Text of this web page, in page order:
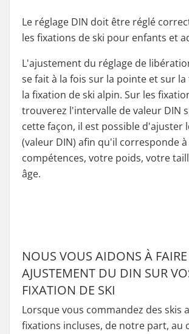
Le réglage DIN doit être réglé
les fixations de ski pour enfants et
L'ajustement du réglage de
se fait à la fois sur la pointe et sur
la fixation de ski alpin. Sur les
trouverez l'intervalle de valeur DIN
cette façon, il est possible d'ajuster
(valeur DIN) afin qu'il corresponde à
compétences, votre poids, votre
âge.
NOUS VOUS AIDONS À
AJUSTEMENT DU DIN SUR
FIXATION DE SKI
Lorsque vous commandez des skis
fixations incluses, de notre part, au